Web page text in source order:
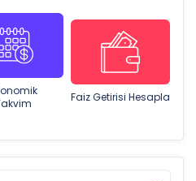
Faiz Getirisi Hesapla